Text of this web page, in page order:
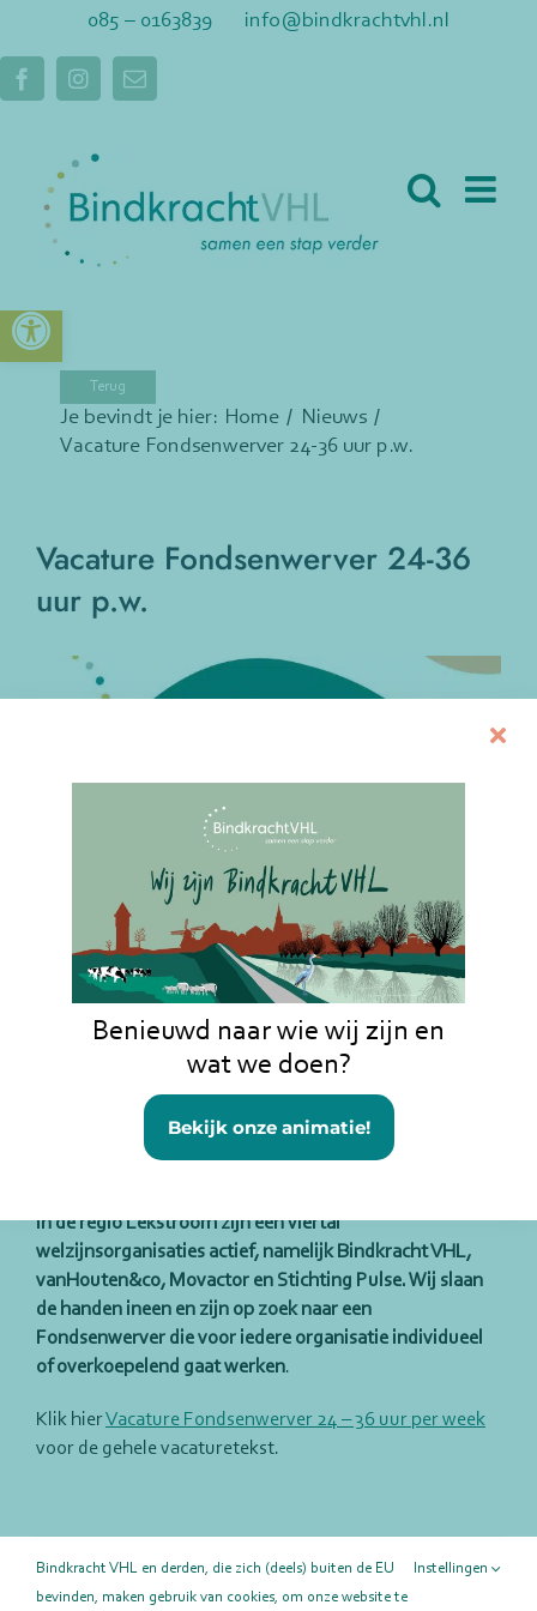
Toolbar openen
inhoud
085 – 0163839 info@bindkrachtvhl.nl
FacebookInstagram
E-
Je bevindt je hier: Home
Nieuws
Vacature Fondsenwerver 24-36 uur p.w.
Vacature Fondsenwerver 24-36
uur p.w.
grotere
In de regio Lekstroom zijn een viertal
welzijnsorganisaties actief, namelijk Bindkracht VHL,
vanHouten&co, Movactor en Stichting Pulse. Wij slaan
de handen ineen en zijn op zoek naar een
Fondsenwerver die voor iedere organisatie individueel
of overkoepelend gaat werken.
Klik hierVacature Fondsenwerver 24 – 36 uur per week
voor de gehele vacaturetekst.
Facebook
X LinkedIn
E-
Benieuwd naar wie wij zijn en
wat we doen?
Bekijk onze animatie!
Bindkracht VHL en derden, die zich (deels) buiten de EU
bevinden, maken gebruik van cookies, om onze website te
Instellingen